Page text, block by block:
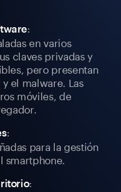
:
en varios
claves privadas y
pero presentan
el malware. Las
móviles, de
:
para la gestión
smartphone.
: